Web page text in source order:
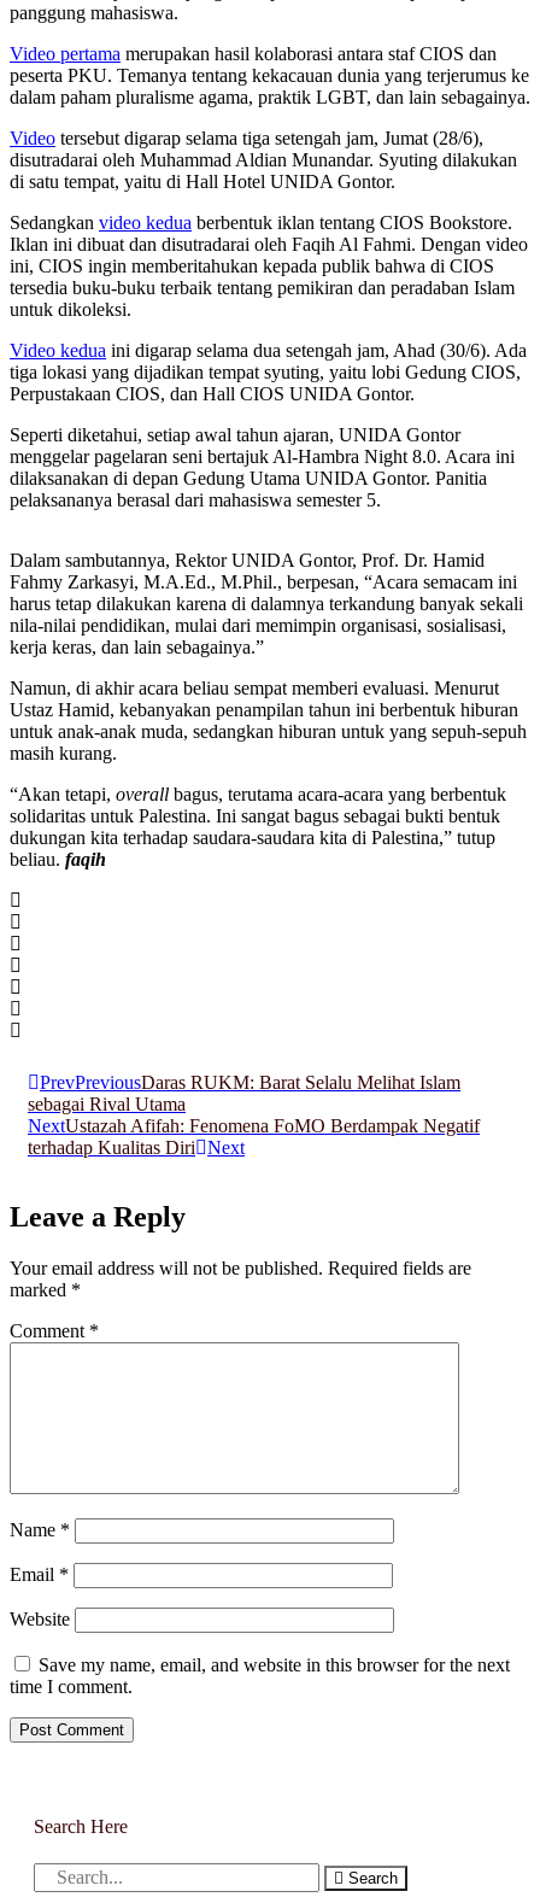
panggung mahasiswa.
Video pertama merupakan hasil kolaborasi antara staf CIOS dan
peserta PKU. Temanya tentang kekacauan dunia yang terjerumus ke
dalam paham pluralisme agama, praktik LGBT, dan lain sebagainya.
Video tersebut digarap selama tiga setengah jam, Jumat (28/6),
disutradarai oleh Muhammad Aldian Munandar. Syuting dilakukan
di satu tempat, yaitu di Hall Hotel UNIDA Gontor.
Sedangkan video kedua berbentuk iklan tentang CIOS Bookstore.
Iklan ini dibuat dan disutradarai oleh Faqih Al Fahmi. Dengan video
ini, CIOS ingin memberitahukan kepada publik bahwa di CIOS
tersedia buku-buku terbaik tentang pemikiran dan peradaban Islam
untuk dikoleksi.
Video kedua ini digarap selama dua setengah jam, Ahad (30/6). Ada
tiga lokasi yang dijadikan tempat syuting, yaitu lobi Gedung CIOS,
Perpustakaan CIOS, dan Hall CIOS UNIDA Gontor.
Seperti diketahui, setiap awal tahun ajaran, UNIDA Gontor
menggelar pagelaran seni bertajuk Al-Hambra Night 8.0. Acara ini
dilaksanakan di depan Gedung Utama UNIDA Gontor. Panitia
pelaksananya berasal dari mahasiswa semester 5.
Dalam sambutannya, Rektor UNIDA Gontor, Prof. Dr. Hamid
Fahmy Zarkasyi, M.A.Ed., M.Phil., berpesan, “Acara semacam ini
harus tetap dilakukan karena di dalamnya terkandung banyak sekali
nila-nilai pendidikan, mulai dari memimpin organisasi, sosialisasi,
kerja keras, dan lain sebagainya.”
Namun, di akhir acara beliau sempat memberi evaluasi. Menurut
Ustaz Hamid, kebanyakan penampilan tahun ini berbentuk hiburan
untuk anak-anak muda, sedangkan hiburan untuk yang sepuh-sepuh
masih kurang.
“Akan tetapi, overall bagus, terutama acara-acara yang berbentuk
solidaritas untuk Palestina. Ini sangat bagus sebagai bukti bentuk
dukungan kita terhadap saudara-saudara kita di Palestina,” tutup
beliau. faqih
PrevPreviousDaras RUKM: Barat Selalu Melihat Islam
sebagai Rival Utama
NextUstazah Afifah: Fenomena FoMO Berdampak Negatif
terhadap Kualitas Diri
Next
Leave a Reply
Your email address will not be published. Required fields are
marked *
Comment *
Name *
Email *
Website
Save my name, email, and website in this browser for the next
time I comment.
Search Here
Search